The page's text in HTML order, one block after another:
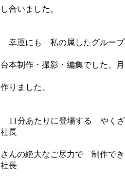
し合いました。
幸運にも 私の属したグルー
台本制作・撮影・編集でした
作りました。
11分あたりに登場する やく
社長
さんの絶大なご尽力で 制作で
社長